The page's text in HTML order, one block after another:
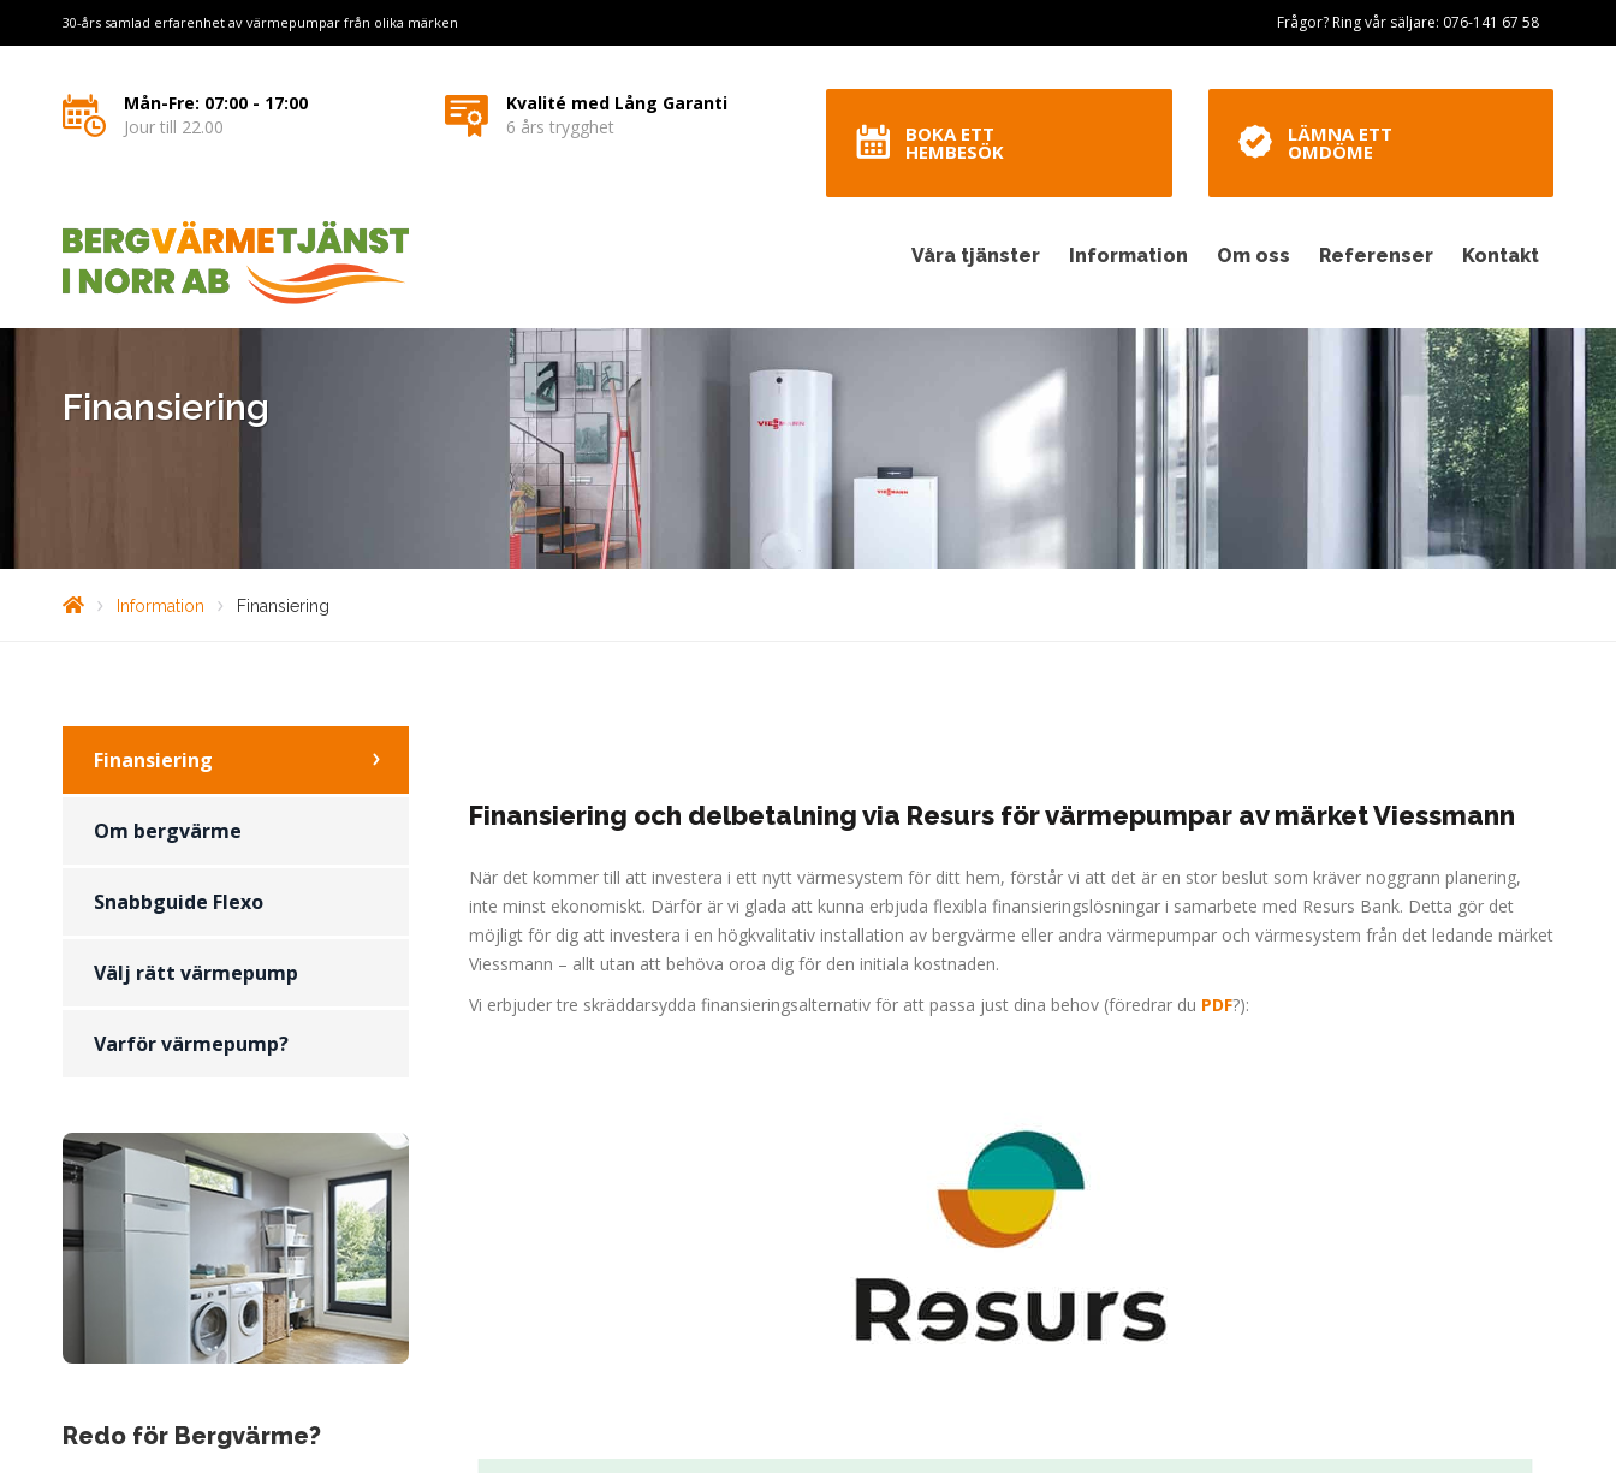
30-års samlad erfarenhet av värmepumpar från olika märken Frågor? Ring vår säljare: 076-141 67 58
Mån-Fre: 07:00 - 17:00
Jour till 22.00
Kvalité med Lång Garanti
6 års trygghet
BOKA ETT
HEMBESÖK
LÄMNA ETT
OMDÖME
Våra tjänster Information Om oss Referenser Kontakt
Finansiering
Information Finansiering
Finansiering
Om bergvärme
Snabbguide Flexo
Välj rätt värmepump
Varför värmepump?
Redo för Bergvärme?
Finansiering och delbetalning via Resurs för värmepumpar av märket Viessmann
När det kommer till att investera i ett nytt värmesystem för ditt hem, förstår vi att det är en stor beslut som kräver noggrann planering,
inte minst ekonomiskt. Därför är vi glada att kunna erbjuda flexibla finansieringslösningar i samarbete med Resurs Bank. Detta gör det
möjligt för dig att investera i en högkvalitativ installation av bergvärme eller andra värmepumpar och värmesystem från det ledande märket
Viessmann – allt utan att behöva oroa dig för den initiala kostnaden.
Vi erbjuder tre skräddarsydda finansieringsalternativ för att passa just dina behov (föredrar du PDF?):